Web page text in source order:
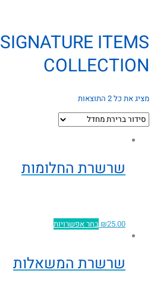
SIGNATURE ITEMS
COLLECTION
מציג את כל 2 התוצאות
שרשרת החלומות
₪25.00 בחר אפשרויות
שרשרת המשאלות